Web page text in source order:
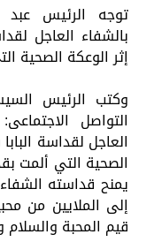
توجه الرئيس عبد
بالشفاء العاجل
إثر الوعكة الصحية
وكتب الرئيس
التواصل
العاجل لقداسة
الصحية التي ألمت
يمنح قداسته
إلى الملايين من
قيم المحبة